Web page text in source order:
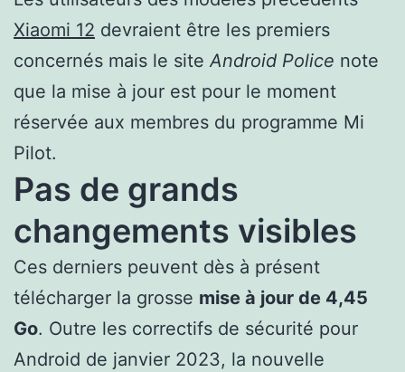
Xiaomi 12 devraient être les premiers
concernés mais le siteAndroid Police note
que la mise à jour est pour le moment
réservée aux membres du programme Mi
Pilot.
Pas de grands
changements visibles
Ces derniers peuvent dès à présent
télécharger la grosse mise à jour de 4,45
Go. Outre les correctifs de sécurité pour
Android de janvier 2023, la nouvelle